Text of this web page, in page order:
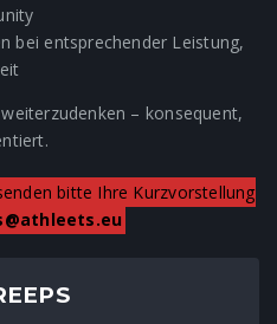
bei entsprechender Leistung,
– konsequent,
bitte Ihre Kurzvorstellung